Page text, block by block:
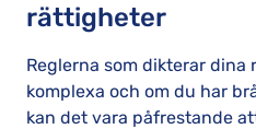
rättigheter
Reglerna som dikterar dina
komplexa och om du har
kan det vara påfrestande